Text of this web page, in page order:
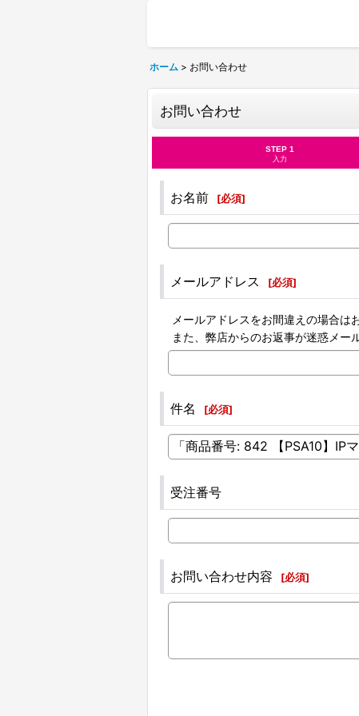
ホーム > お問い合わせ
お問い合わせ
STEP 1
入力
お名前 [必須]
メールアドレス [必須]
メールアドレスをお間違えの場合は
また、弊店からのお返事が迷惑メー
件名 [必須]
受注番号
お問い合わせ内容 [必須]